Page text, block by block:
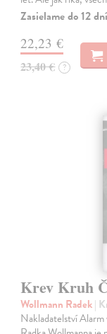
Zasielame do 12 dní
22,23 €
23,40 € ?
Krev Kruh
Wollmann Radek|
Nakladatelství Alarm